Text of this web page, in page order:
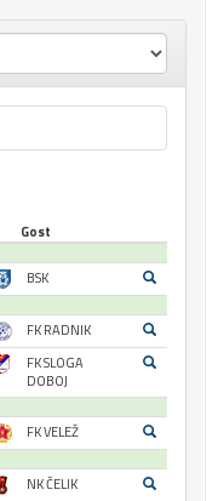
Gost
BSK
FK RADNIK
FK SLOGA
DOBOJ
FK VELEŽ
NK ČELIK